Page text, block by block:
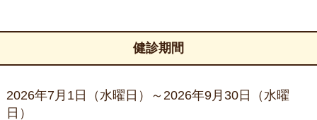
健診期間
2026年7月1日（水曜日）～2026年9月30日（水曜
日）